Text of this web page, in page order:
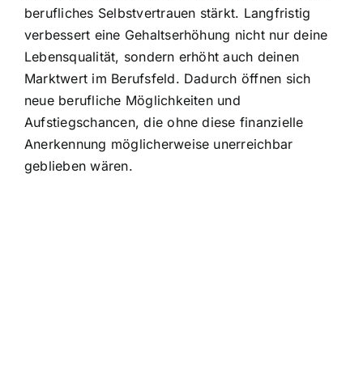
berufliches Selbstvertrauen stärkt. Langfristig
verbessert eine Gehaltserhöhung nicht nur deine
Lebensqualität, sondern erhöht auch deinen
Marktwert im Berufsfeld. Dadurch öffnen sich
neue berufliche Möglichkeiten und
Aufstiegschancen, die ohne diese finanzielle
Anerkennung möglicherweise unerreichbar
geblieben wären.